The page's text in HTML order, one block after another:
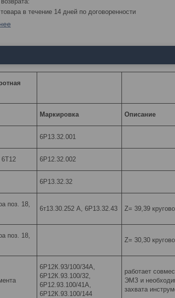
товара в течение 14 дней по договоренности
Маркировка Описание
6Р13.32.001
6Р12.32.002
6Р13.32.32
поз. 18,
6т13.30.252 А, 6Р13.32.43 Z= 39,39
поз. 18,
Z= 30,30
6Р12К.93/100/34А,
6Р12К.93.100/32,
6Р12.93.100/41А,
6Р12К.93.100/144
работает
ЭМЗ и
захвата